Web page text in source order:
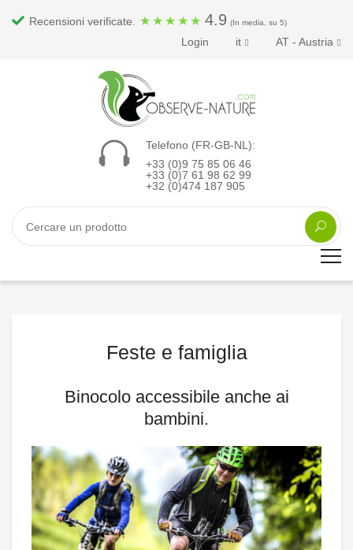
Recensioni verificate. ★ ★ ★ ★ ★ 4.9 (In media, su 5)
Login it AT - Austria
Telefono (FR-GB-NL):
+33 (0)9 75 85 06 46
+33 (0)7 61 98 62 99
+32 (0)474 187 905
Feste e famiglia
Binocolo accessibile anche ai
bambini.